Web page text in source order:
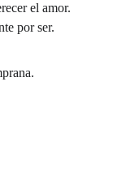
el amor.
por ser.